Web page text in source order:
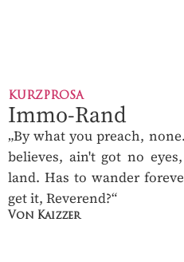
KURZPROSA
Immo-Rand
„By what you preach,
believes, ain't got no
land. Has to wander
get it, Reverend?“
Von Kaizzer